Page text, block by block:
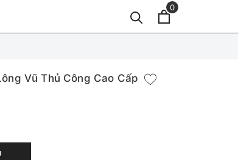
0
Vũ Thủ Công Cao Cấp